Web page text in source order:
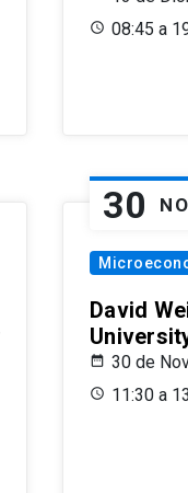
08:45 a
30
David
30 de
11:30 a